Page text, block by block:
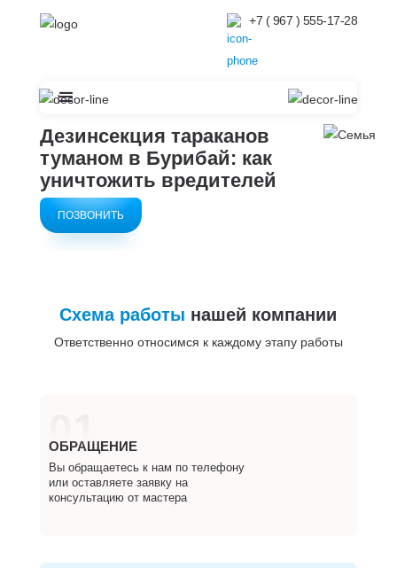
+7 ( 967 ) 555-17-28
Дезинсекция тараканов
туманом в Бурибай: как
уничтожить вредителей
ПОЗВОНИТЬ
Схема работы нашей компании
Ответственно относимся к каждому этапу работы
01
ОБРАЩЕНИЕ
Вы обращаетесь к нам по телефону
или оставляете заявку на
консультацию от мастера